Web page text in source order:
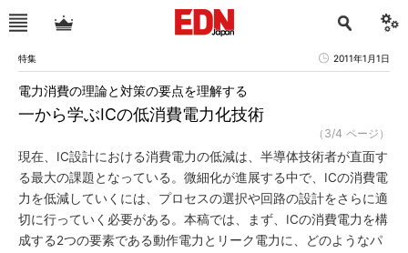
特集 2011年1月1日
一から学ぶICの低消費電力化技術
電力消費の理論と対策の要点を理解する
（3/4 ページ）
現在、IC設計における消費電力の低減は、半導体技術者が直面す
る最大の課題となっている。微細化が進展する中で、ICの消費電
力を低減していくには、プロセスの選択や回路の設計をさらに適
切に行っていく必要がある。本稿では、まず、ICの消費電力を構
成する2つの要素である動作電力とリーク電力に、どのようなパ